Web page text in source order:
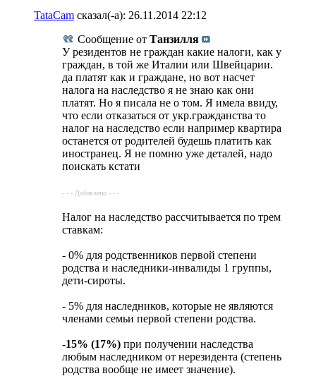
TataCam сказал(-а): 26.11.2014 22:12
Сообщение от Танзилля
У резидентов не граждан какие налоги, как у
граждан, в той же Италии или Швейцарии.
да платят как и граждане, но вот насчет
налога на наследство я не знаю как они
платят. Но я писала не о том. Я имела ввиду,
что если отказаться от укр.гражданства то
налог на наследство если например квартира
останется от родителей будешь платить как
иностранец. Я не помню уже деталей, надо
поискать кстати
- - - Добавлено - - -
Налог на наследство рассчитывается по трем
ставкам:
- 0% для родственников первой степени
родства и наследники-инвалиды 1 группы,
дети-сироты.
- 5% для наследников, которые не являются
членами семьи первой степени родства.
-15% (17%) при получении наследства
любым наследником от нерезидента (степень
родства вообще не имеет значение).